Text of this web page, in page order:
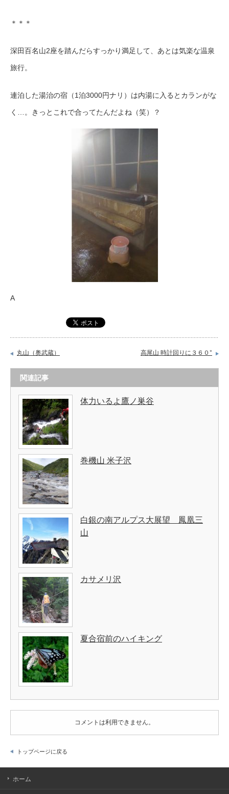
＊＊＊
深田百名山2座を踏んだらすっかり満足して、あとは気楽な温泉
旅行。
連泊した湯治の宿（1泊3000円ナリ）は内湯に入るとカランがな
く…。きっとこれで合ってたんだよね（笑）？
A
丸山（奥武蔵） 高尾山 時計回りに３６０°
関連記事
体力いるよ鷹ノ巣谷
巻機山 米子沢
白銀の南アルプス大展望 鳳凰三
山
カサメリ沢
夏合宿前のハイキング
コメントは利用できません。
トップページに戻る
ホーム